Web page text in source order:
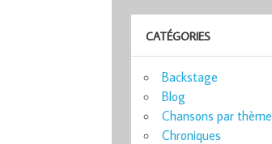
CATÉGORIES
Backstage
Blog
Chansons par thème
Chroniques